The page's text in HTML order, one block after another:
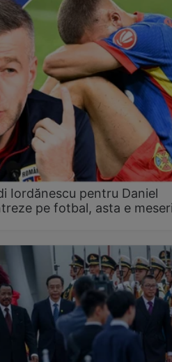
Iordănescu pentru Daniel
pe fotbal, asta e